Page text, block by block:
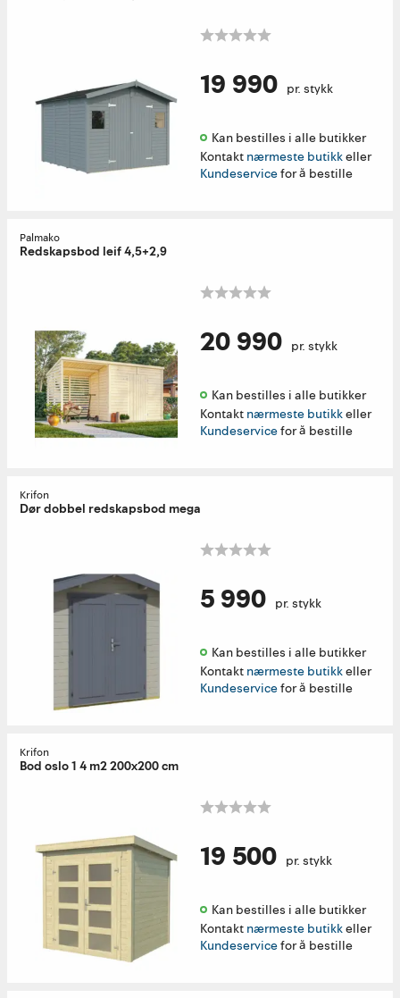
19 990 pr. stykk
Kan bestilles i alle butikker
Kontakt nærmeste butikkeller
Kundeservicefor å bestille
Palmako
Redskapsbod leif 4,5+2,9
20 990 pr. stykk
Kan bestilles i alle butikker
Kontakt nærmeste butikkeller
Kundeservicefor å bestille
Krifon
Dør dobbel redskapsbod mega
5 990 pr. stykk
Kan bestilles i alle butikker
Kontakt nærmeste butikkeller
Kundeservicefor å bestille
Krifon
Bod oslo 1 4 m2 200x200 cm
19 500 pr. stykk
Kan bestilles i alle butikker
Kontakt nærmeste butikkeller
Kundeservicefor å bestille